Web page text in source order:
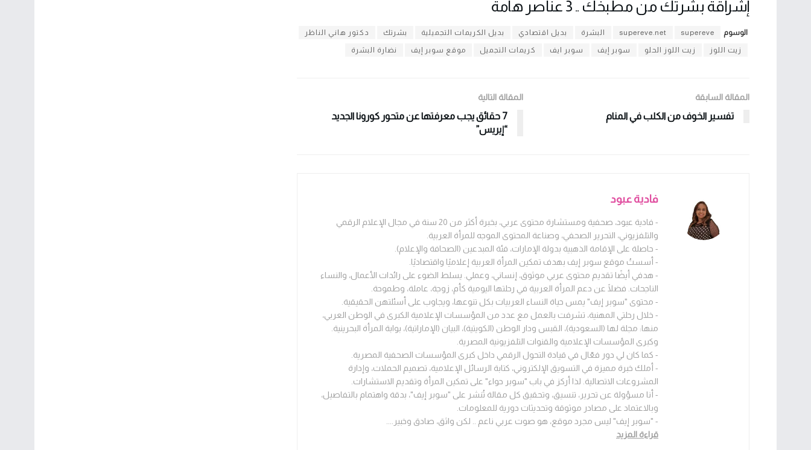
إشراقة بشرتك من مطبخك .. 3 عناصر هامة
الوسوم supereve
supereve.net البشرة بديل اقتصادي بديل الكريمات التجميلية بشرتك دكتور هاني الناظر
زيت اللوز زيت اللوز الحلو سوبر إيف سوبر ايف كريمات التجميل موقع سوبر إيف نضارة البشرة
المقالة السابقة
تفسير الخوف من الكلب في المنام
المقالة التالية
7 حقائق يجب معرفتها عن متحور كورونا الجديد
“إيريس”
فادية عبود
- فادية عبود، صحفية ومستشارة محتوى عربي، بخبرة أكثر من 20 سنة في مجال الإعلام الرقمي
والتلفزيوني، التحرير الصحفي، وصناعة المحتوى الموجه للمرأة العربية.
- حاصلة على الإقامة الذهبية بدولة الإمارات، فئة المبدعين (الصحافة والإعلام).
- أسستُ موقع سوبر إيف بهدف تمكين المرأة العربية إعلاميًا واقتصاديًا.
- هدفي أيضًا تقديم محتوى عربي موثوق، إنساني، وعملي. يسلط الضوء على رائدات الأعمال، والنساء
الناجحات. فضلًا عن دعم المرأة العربية في رحلتها اليومية كأم، زوجة، عاملة، وطموحة.
- محتوى "سوبر إيف" يمس حياة النساء العربيات بكل تنوعها، ويجاوب على أسئلتهن الحقيقية.
- خلال رحلتي المهنية، تشرفت بالعمل مع عدد من المؤسسات الإعلامية الكبرى في الوطن العربي،
منها: مجلة لها (السعودية)، القبس ودار الوطن (الكويتية)، البيان (الإماراتية)، بوابة المرأة البحرينية.
وكبرى المؤسسات الإعلامية والقنوات التلفزيونية المصرية.
- كما كان لي دور فعّال في قيادة التحول الرقمي داخل كبرى المؤسسات الصحفية المصرية.
- أملك خبرة مميزة في التسويق الإلكتروني، كتابة الرسائل الإعلامية، تصميم الحملات، وإدارة
المشروعات الاتصالية. لذا أركز في باب "سوبر حواء" على تمكين المرأة وتقديم الاستشارات.
- أنا مسؤولة عن تحرير، تنسيق، وتحقيق كل مقالة تُنشر على "سوبر إيف"، بدقة واهتمام بالتفاصيل،
وبالاعتماد على مصادر موثوقة وتحديثات دورية للمعلومات.
- "سوبر إيف" ليس مجرد موقع، هو صوت عربي ناعم .. لكن واثق، صادق وخبير.
قراءة المزيد